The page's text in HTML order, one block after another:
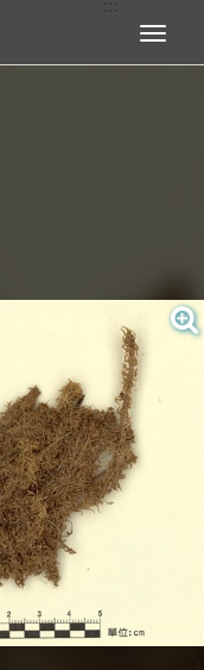
展開選單
其後版本(CC BY-NC 3.0 TW +)